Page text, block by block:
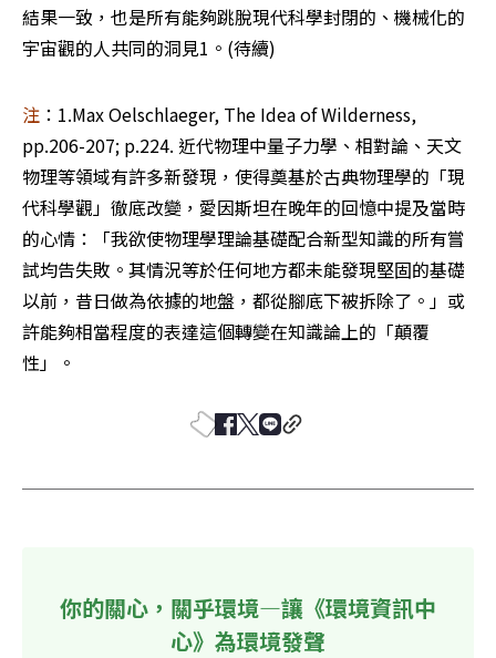
結果一致，也是所有能夠跳脫現代科學封閉的、機械化的
宇宙觀的人共同的洞見1。(待續)
注 ：1.Max Oelschlaeger, The Idea of Wilderness,
pp.206-207; p.224. 近代物理中量子力學、相對論、天文
物理等領域有許多新發現，使得奠基於古典物理學的「現
代科學觀」徹底改變，愛因斯坦在晚年的回憶中提及當時
的心情：「我欲使物理學理論基礎配合新型知識的所有嘗
試均告失敗。其情況等於任何地方都未能發現堅固的基礎
以前，昔日做為依據的地盤，都從腳底下被拆除了。」或
許能夠相當程度的表達這個轉變在知識論上的「顛覆
性」。
你的關心，關乎環境—讓《環境資訊中
心》為環境發聲